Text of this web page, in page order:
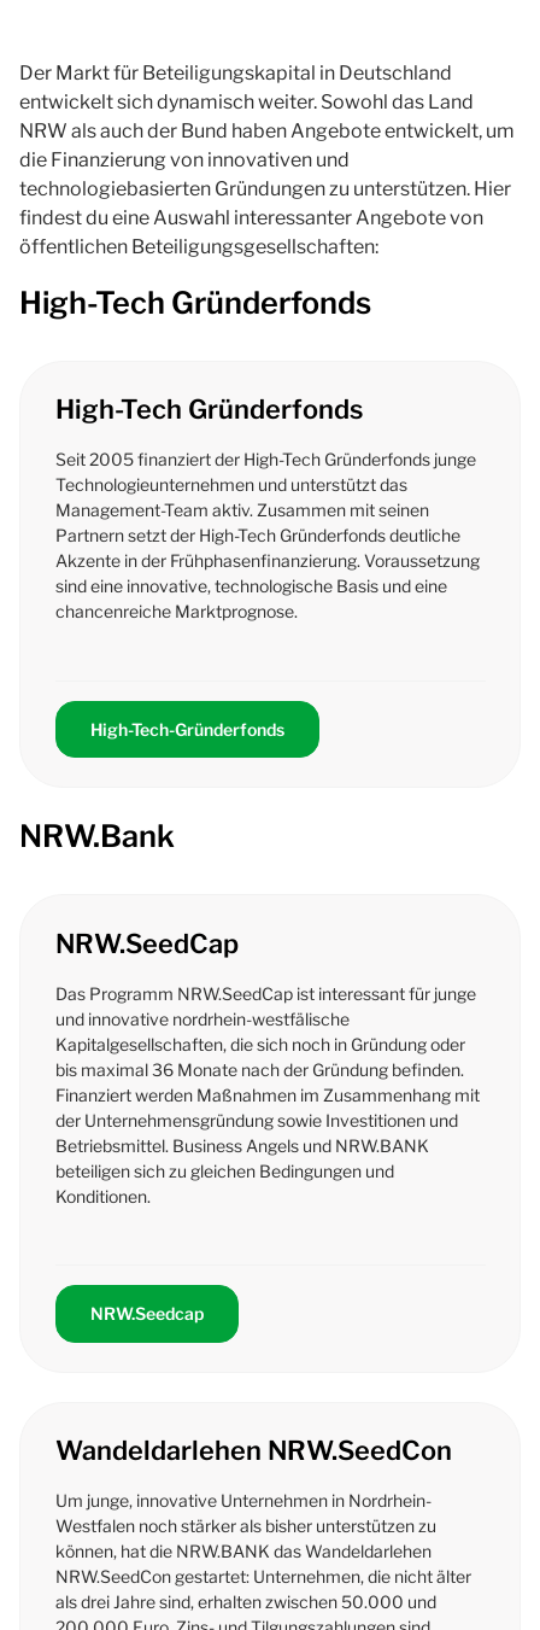
Der Markt für Beteiligungskapital in Deutschland
entwickelt sich dynamisch weiter. Sowohl das Land
NRW als auch der Bund haben Angebote entwickelt, um
die Finanzierung von innovativen und
technologiebasierten Gründungen zu unterstützen. Hier
findest du eine Auswahl interessanter Angebote von
öffentlichen Beteiligungsgesellschaften:
High-Tech Gründerfonds
High-Tech Gründerfonds
Seit 2005 finanziert der High-TechGründerfonds junge
Technologieunternehmen und unterstützt das
Management-Team aktiv. Zusammen mit seinen
Partnern setzt der High-TechGründerfonds deutliche
Akzente in der Frühphasenfinanzierung. Voraussetzung
sind eine innovative, technologische Basis und eine
chancenreiche Marktprognose.
High-Tech-Gründerfonds
NRW.Bank
NRW.SeedCap
Das Programm NRW.SeedCapist interessant für junge
und innovative nordrhein-westfälische
Kapitalgesellschaften, die sich noch in Gründung oder
bis maximal 36 Monate nach der Gründung befinden.
Finanziert werden Maßnahmen im Zusammenhang mit
der Unternehmensgründung sowie Investitionen und
Betriebsmittel. Business Angelsund NRW.BANK
beteiligen sich zu gleichen Bedingungen und
Konditionen.
NRW.Seedcap
Wandeldarlehen NRW.SeedCon
Um junge, innovative Unternehmen in Nordrhein-
Westfalen noch stärker als bisher unterstützen zu
können, hat die NRW.BANK das Wandeldarlehen
NRW.SeedCon gestartet: Unternehmen, die nicht älter
als drei Jahre sind, erhalten zwischen 50.000 und